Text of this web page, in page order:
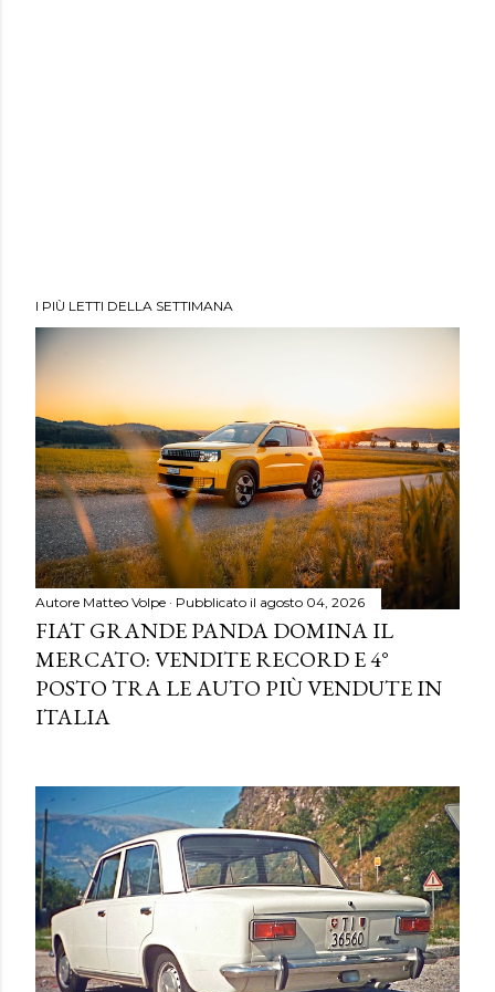
I PIÙ LETTI DELLA SETTIMANA
Autore Matteo Volpe Pubblicato il agosto 04, 2026
FIAT GRANDE PANDA DOMINA IL
MERCATO: VENDITE RECORD E 4°
POSTO TRA LE AUTO PIÙ VENDUTE IN
ITALIA